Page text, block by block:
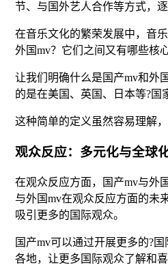
节、与国外艺人合作等方式，
在音乐文化的繁荣发展中，音
外国mv？它们之间又有哪些核
让我们明确什么是国产mv和外
的是在美国、英国、日本等?国
这种简单的定义虽然容易理解
观众反应：多元化与全球
在观众反应方面，国产mv与外
与外国mv在观众反应方面的未
吸引更多的国际观众。
国产mv可以通过开展更多的?
各地，让更多国际观众了解和喜